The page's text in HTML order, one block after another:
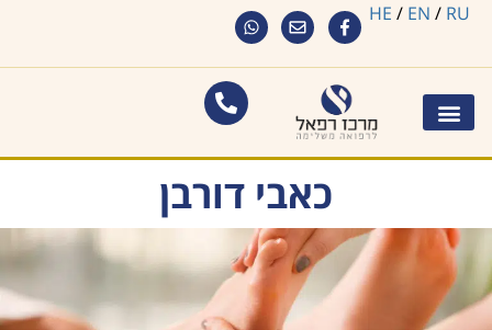
HE / EN / RU
כאבי דורבן